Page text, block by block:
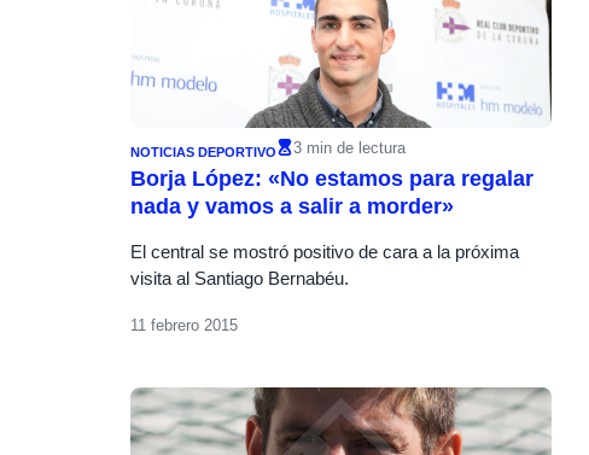
NOTICIAS DEPORTIVO 3 min de lectura
Borja López: «No estamos para regalar
nada y vamos a salir a morder»
El central se mostró positivo de cara a la próxima
visita al Santiago Bernabéu.
11 febrero 2015